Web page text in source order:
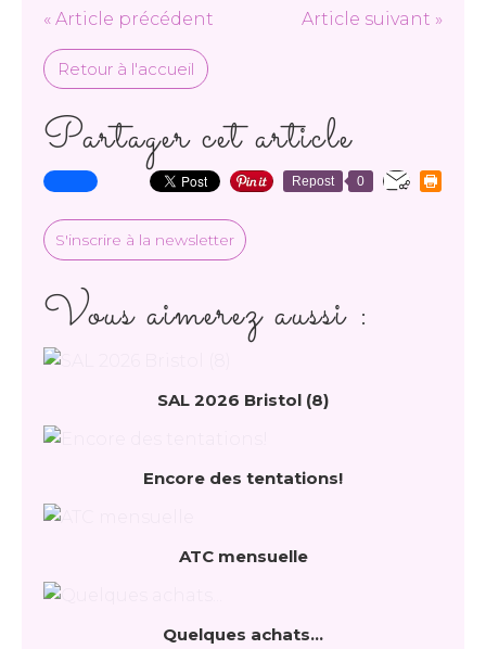
« Article précédent Article suivant »
Retour à l'accueil
Partager cet article
Repost 0
S'inscrire à la newsletter
Vous aimerez aussi :
SAL 2026 Bristol (8)
Encore des tentations!
ATC mensuelle
Quelques achats...